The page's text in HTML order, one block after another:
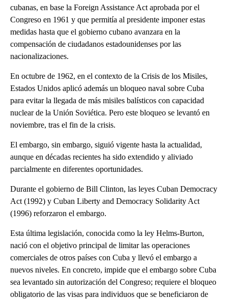
cubanas, en base la Foreign Assistance Act aprobada por el
Congreso en 1961 y que permitía al presidente imponer estas
medidas hasta que el gobierno cubano avanzara en la
compensación de ciudadanos estadounidenses por las
nacionalizaciones.
En octubre de 1962, en el contexto de la Crisis de los Misiles,
Estados Unidos aplicó además un bloqueo naval sobre Cuba
para evitar la llegada de más misiles balísticos con capacidad
nuclear de la Unión Soviética. Pero este bloqueo se levantó en
noviembre, tras el fin de la crisis.
El embargo, sin embargo, siguió vigente hasta la actualidad,
aunque en décadas recientes ha sido extendido y aliviado
parcialmente en diferentes oportunidades.
Durante el gobierno de Bill Clinton, las leyes Cuban Democracy
Act (1992) y Cuban Liberty and Democracy Solidarity Act
(1996) reforzaron el embargo.
Esta última legislación, conocida como la ley Helms-Burton,
nació con el objetivo principal de limitar las operaciones
comerciales de otros países con Cuba y llevó el embargo a
nuevos niveles. En concreto, impide que el embargo sobre Cuba
sea levantado sin autorización del Congreso; requiere el bloqueo
obligatorio de las visas para individuos que se beneficiaron de